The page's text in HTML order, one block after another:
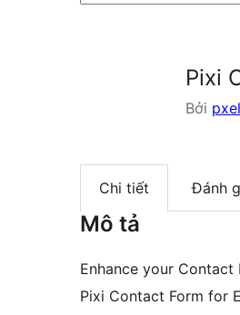
Pixi
Bởi
Chi tiết Đánh
Mô tả
Enhance your
Pixi Contact Form for